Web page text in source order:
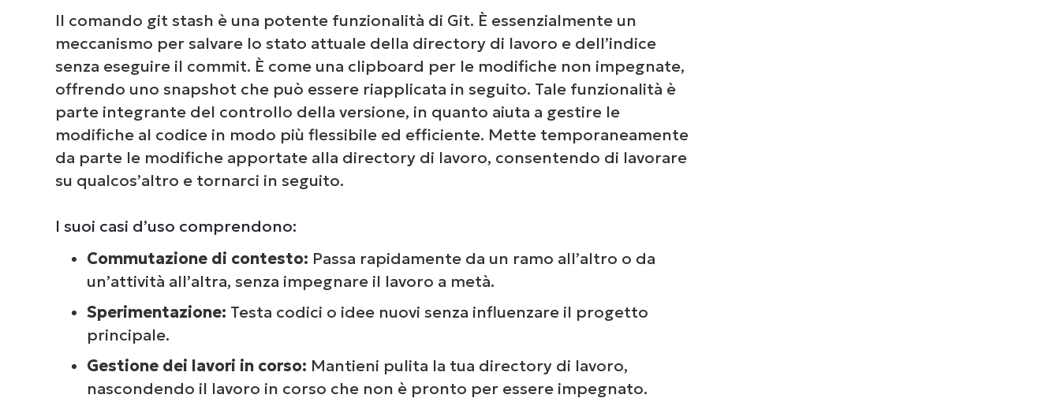
Il comando git stash è una potente funzionalità di Git. È essenzialmente un
meccanismo per salvare lo stato attuale della directory di lavoro e dell’indice
senza eseguire il commit. È come una clipboard per le modifiche non impegnate,
offrendo uno snapshot che può essere riapplicata in seguito. Tale funzionalità è
parte integrante del controllo della versione, in quanto aiuta a gestire le
modifiche al codice in modo più flessibile ed efficiente. Mette temporaneamente
da parte le modifiche apportate alla directory di lavoro, consentendo di lavorare
su qualcos’altro e tornarci in seguito.
I suoi casi d’uso comprendono:
Commutazione di contesto: Passa rapidamente da un ramo all’altro o da
un’attività all’altra, senza impegnare il lavoro a metà.
Sperimentazione: Testa codici o idee nuovi senza influenzare il progetto
principale.
Gestione dei lavori in corso: Mantieni pulita la tua directory di lavoro,
nascondendo il lavoro in corso che non è pronto per essere impegnato.
Guarda NinjaOne in
azione
come NinjaOne semplifica attività IT come la gestione
degli endpoint, il patching, l’MDM, il ticketing e altro